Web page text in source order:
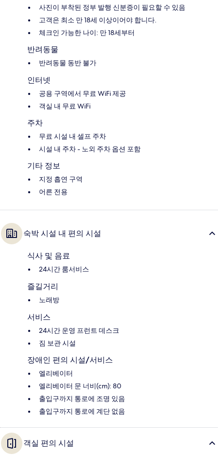
사진이 부착된 정부 발행 신분증이 필요할 수 있음
고객은 최소 만 18세 이상이어야 합니다.
체크인 가능한 나이: 만 18세부터
반려동물
반려동물 동반 불가
인터넷
공용 구역에서 무료 WiFi 제공
객실 내 무료 WiFi
주차
무료 시설 내 셀프 주차
시설 내 주차 - 노외 주차 옵션 포함
기타 정보
지정 흡연 구역
어른 전용
숙박 시설 내 편의 시설
식사 및 음료
24시간 룸서비스
즐길거리
노래방
서비스
24시간 운영 프런트 데스크
짐 보관 시설
장애인 편의 시설/서비스
엘리베이터
엘리베이터 문 너비(cm): 80
출입구까지 통로에 조명 있음
출입구까지 통로에 계단 없음
객실 편의 시설